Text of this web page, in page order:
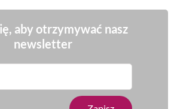
aby otrzymywać nasz
newsletter